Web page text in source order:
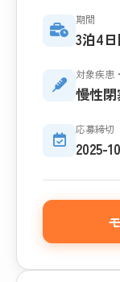
期間
3泊4
対象疾患
慢性閉
応募締切
2025-